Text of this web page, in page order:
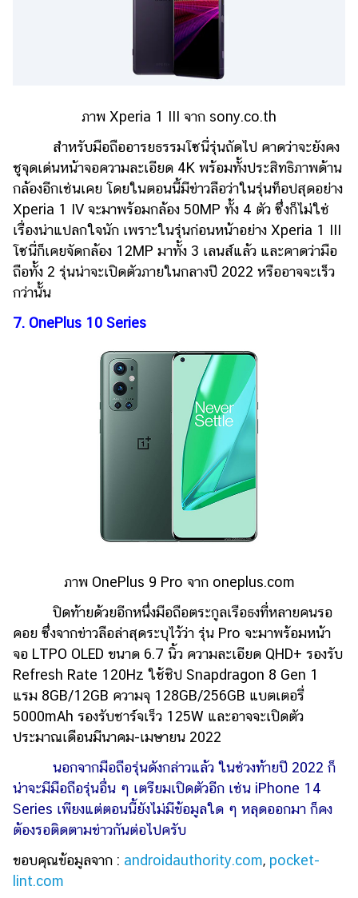
ภาพ Xperia 1 III จาก sony.co.th
สำหรับมือถืออารยธรรมโซนี่รุ่นถัดไป คาดว่าจะยังคง
ชูจุดเด่นหน้าจอความละเอียด 4K พร้อมทั้งประสิทธิภาพด้าน
กล้องอีกเช่นเคย โดยในตอนนี้มีข่าวลือว่าในรุ่นท็อปสุดอย่าง
Xperia 1 IV จะมาพร้อมกล้อง 50MP ทั้ง 4 ตัว ซึ่งก็ไม่ใช่
เรื่องน่าแปลกใจนัก เพราะในรุ่นก่อนหน้าอย่าง Xperia 1 III
โซนี่ก็เคยจัดกล้อง 12MP มาทั้ง 3 เลนส์แล้ว และคาดว่ามือ
ถือทั้ง 2 รุ่นน่าจะเปิดตัวภายในกลางปี 2022 หรืออาจจะเร็ว
กว่านั้น
7. OnePlus 10 Series
ภาพ OnePlus 9 Pro จาก oneplus.com
ปิดท้ายด้วยอีกหนึ่งมือถือตระกูลเรือธงที่หลายคนรอ
คอย ซึ่งจากข่าวลือล่าสุดระบุไว้ว่า รุ่น Pro จะมาพร้อมหน้า
จอ LTPO OLED ขนาด 6.7 นิ้ว ความละเอียด QHD+ รองรับ
Refresh Rate 120Hz ใช้ชิป Snapdragon 8 Gen 1
แรม 8GB/12GB ความจุ 128GB/256GB แบตเตอรี่
5000mAh รองรับชาร์จเร็ว 125W และอาจจะเปิดตัว
ประมาณเดือนมีนาคม-เมษายน 2022
นอกจากมือถือรุ่นดังกล่าวแล้ว ในช่วงท้ายปี 2022 ก็
น่าจะมีมือถือรุ่นอื่น ๆ เตรียมเปิดตัวอีก เช่น iPhone 14
Series เพียงแต่ตอนนี้ยังไม่มีข้อมูลใด ๆ หลุดออกมา ก็คง
ต้องรอติดตามข่าวกันต่อไปครับ
ขอบคุณข้อมูลจาก : androidauthority.com, pocket-
lint.com